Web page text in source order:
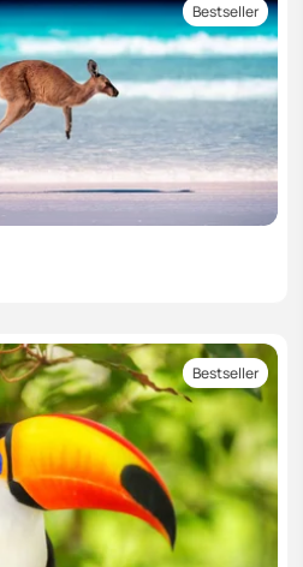
Bestseller
Bestseller